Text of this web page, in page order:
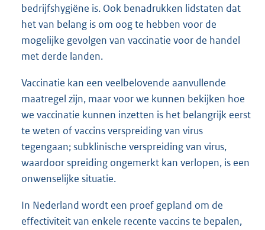
bedrijfshygiëne is. Ook benadrukken lidstaten dat
het van belang is om oog te hebben voor de
mogelijke gevolgen van vaccinatie voor de handel
met derde landen.
Vaccinatie kan een veelbelovende aanvullende
maatregel zijn, maar voor we kunnen bekijken hoe
we vaccinatie kunnen inzetten is het belangrijk eerst
te weten of vaccins verspreiding van virus
tegengaan; subklinische verspreiding van virus,
waardoor spreiding ongemerkt kan verlopen, is een
onwenselijke situatie.
In Nederland wordt een proef gepland om de
effectiviteit van enkele recente vaccins te bepalen,